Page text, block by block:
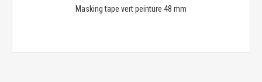
Masking tape vert peinture 48 mm